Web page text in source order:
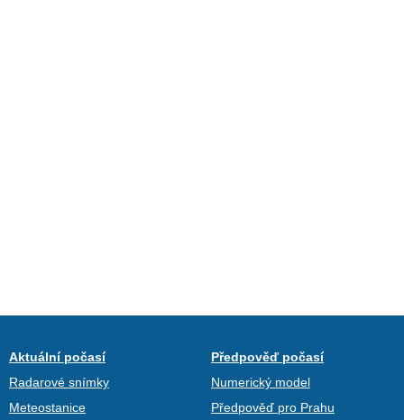
Aktuální počasí
Radarové snímky
Meteostanice
Předpověď počasí
Numerický model
Předpověď pro Prahu